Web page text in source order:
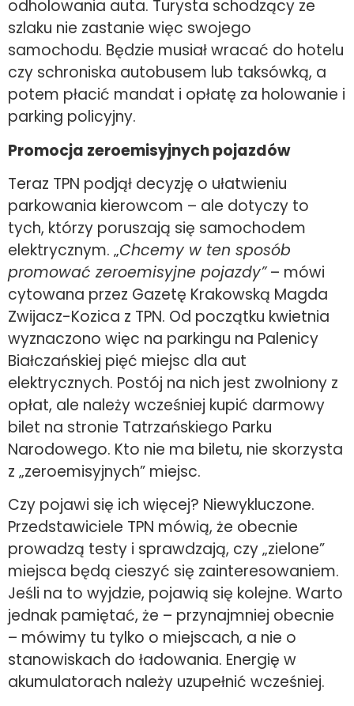
odholowania auta. Turysta schodzący ze
szlaku nie zastanie więc swojego
samochodu. Będzie musiał wracać do hotelu
czy schroniska autobusem lub taksówką, a
potem płacić mandat i opłatę za holowanie i
parking policyjny.
Promocja zeroemisyjnych pojazdów
Teraz TPN podjął decyzję o ułatwieniu
parkowania kierowcom – ale dotyczy to
tych, którzy poruszają się samochodem
elektrycznym. „Chcemy w ten sposób
promować zeroemisyjne pojazdy”– mówi
cytowana przez Gazetę Krakowską Magda
Zwijacz-Kozica z TPN. Od początku kwietnia
wyznaczono więc na parkingu na Palenicy
Białczańskiej pięć miejsc dla aut
elektrycznych. Postój na nich jest zwolniony z
opłat, ale należy wcześniej kupić darmowy
bilet na stronie Tatrzańskiego Parku
Narodowego. Kto nie ma biletu, nie skorzysta
z „zeroemisyjnych” miejsc.
Czy pojawi się ich więcej? Niewykluczone.
Przedstawiciele TPN mówią, że obecnie
prowadzą testy i sprawdzają, czy „zielone”
miejsca będą cieszyć się zainteresowaniem.
Jeśli na to wyjdzie, pojawią się kolejne. Warto
jednak pamiętać, że – przynajmniej obecnie
– mówimy tu tylko o miejscach, a nie o
stanowiskach do ładowania. Energię w
akumulatorach należy uzupełnić wcześniej.